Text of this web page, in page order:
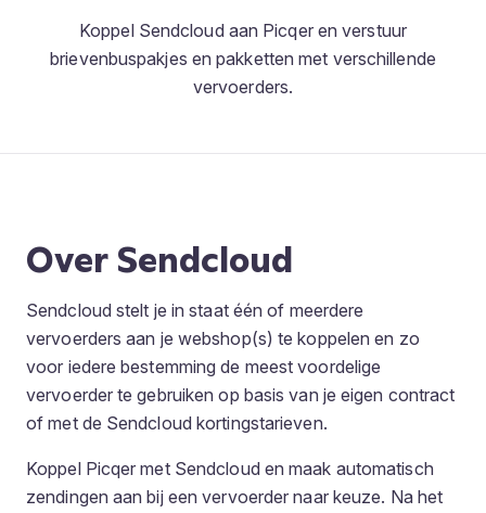
Koppel Sendcloud aan Picqer en verstuur
brievenbuspakjes en pakketten met verschillende
vervoerders.
Over Sendcloud
Sendcloud stelt je in staat één of meerdere
vervoerders aan je webshop(s) te koppelen en zo
voor iedere bestemming de meest voordelige
vervoerder te gebruiken op basis van je eigen contract
of met de Sendcloud kortingstarieven.
Koppel Picqer met Sendcloud en maak automatisch
zendingen aan bij een vervoerder naar keuze. Na het